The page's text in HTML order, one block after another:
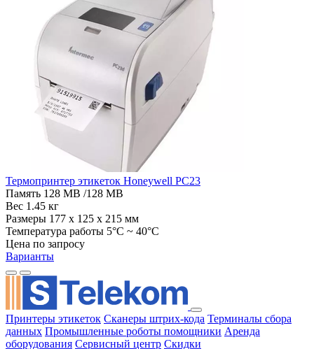
Термопринтер этикеток Honeywell PC23
Память 128 MB /128 MB
Вес 1.45 кг
Размеры 177 х 125 х 215 мм
Температура работы 5°C ~ 40°C
Цена по запросу
Варианты
Принтеры этикеток Сканеры штрих-кода Терминалы сбора
данных Промышленные роботы помощники Аренда
оборудования Сервисный центр Скидки